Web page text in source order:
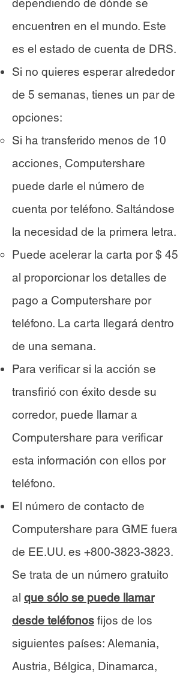
dependiendo de dónde se
encuentren en el mundo. Este
es el estado de cuenta de DRS.
Si no quieres esperar alrededor
de 5 semanas, tienes un par de
opciones:
Si ha transferido menos de 10
acciones, Computershare
puede darle el número de
cuenta por teléfono. Saltándose
la necesidad de la primera letra.
Puede acelerar la carta por $ 45
al proporcionar los detalles de
pago a Computershare por
teléfono. La carta llegará dentro
de una semana.
Para verificar si la acción se
transfirió con éxito desde su
corredor, puede llamar a
Computershare para verificar
esta información con ellos por
teléfono.
El número de contacto de
Computershare para GME fuera
de EE.UU. es +800-3823-3823.
Se trata de un número gratuito
al que sólo se puede llamar
desde teléfonos fijos de los
siguientes países: Alemania,
Austria, Bélgica, Dinamarca,